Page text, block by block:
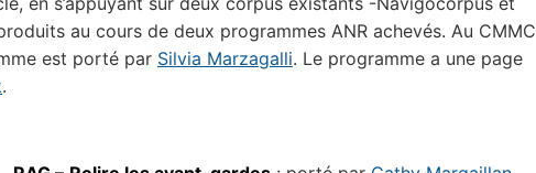
au cours de deux programmes ANR achevés. Au CMMC
est porté par Silvia Marzagalli. Le programme a une page
.